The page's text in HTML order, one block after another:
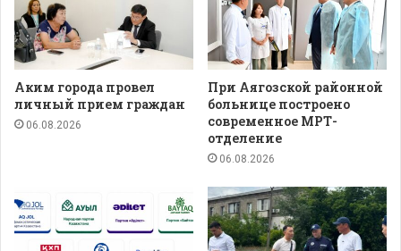
Аким города провел
личный прием граждан
06.08.2026
При Аягозской районной
больнице построено
современное МРТ-
отделение
06.08.2026